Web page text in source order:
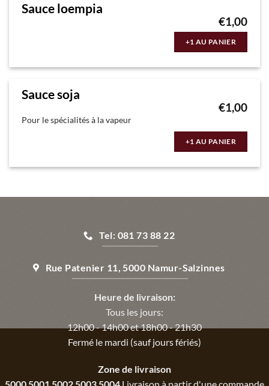
Sauce loempia
€1,00
+1 AU PANIER
Sauce soja
€1,00
Pour le spécialités à la vapeur
+1 AU PANIER
Tel: 081 73 88 22
Rue Patenier 11, 5000 Namur-Salzinnes
Heure de livraison:
Tous les jours:
12h00 - 14h00 et 18h00 - 21h30
Fermé le mardi (sauf jours fériés)
Zone de livraison